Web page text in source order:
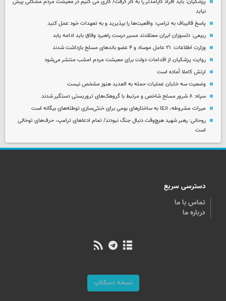
پزشکیان: باید افراد کارآمدتر را به کار گرفت/ کاری می کنیم در معیشت مردم مشکلی پیش
نیاید
پاسخ قالیباف به ترامپ: واقعیت‌ها را بپذیرید و به تعهدات خود عمل کنید
ربیعی: دلسوزان ایران معتقدند مسیر درست راهبرد وفاق باید ادامه یابد
وزارت اطلاعات: ۲۱ عامل موساد و ۴ عضو باندهای مسلح بازداشت شدند
روایت پزشکیان از اقدامات دولت برای معیشت مردم امشب منتشر می‌شود
ارتش کاملا آماده است
وضعیت سه خلبان عملیات حمله به العدید هنوز مشخص نیست
سپاه: ۸ شرور مسلح شاخص و مرتبط با گروهک‌های تروریستی دستگیر شدند
میراث مشروطه، اتکا به ساختارهای بومی برای خنثی‌سازی توطئه‌های بیگانه است
روحانی: رهبر شهید هیچ‌وقت دنبال جنگ نبودند/ تمام ادعاهای ترامپ، حرف‌های توخالی
است
دسترسی سریع
تماس با ما
درباره ما
نسخه دسکتاپ